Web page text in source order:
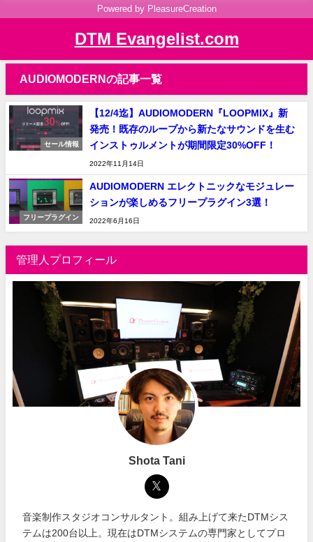
Powered by PleasureCreation
DTM Evangelist.com
AUDIOMODERNの記事一覧
セール情報
【12/4迄】AUDIOMODERN『LOOPMIX』新
発売！既存のループから新たなサウンドを生む
インストゥルメントが期間限定30%OFF！
2022年11月14日
フリープラグイン
AUDIOMODERN エレクトニックなモジュレー
ションが楽しめるフリープラグイン3選！
2022年6月16日
管理人プロフィール
Shota Tani
音楽制作スタジオコンサルタント。組み上げて来たDTMシス
テムは200台以上。現在はDTMシステムの専門家としてプロ